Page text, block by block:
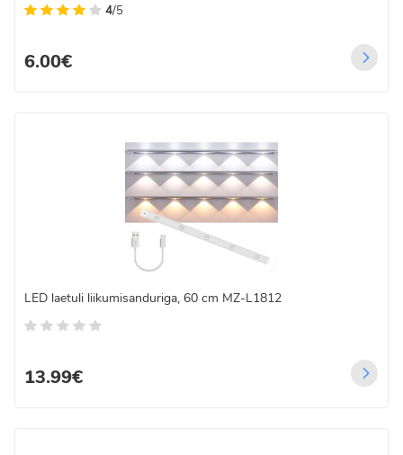
4/5
6.00€
LED laetuli liikumisanduriga, 60 cm MZ-L1812
13.99€